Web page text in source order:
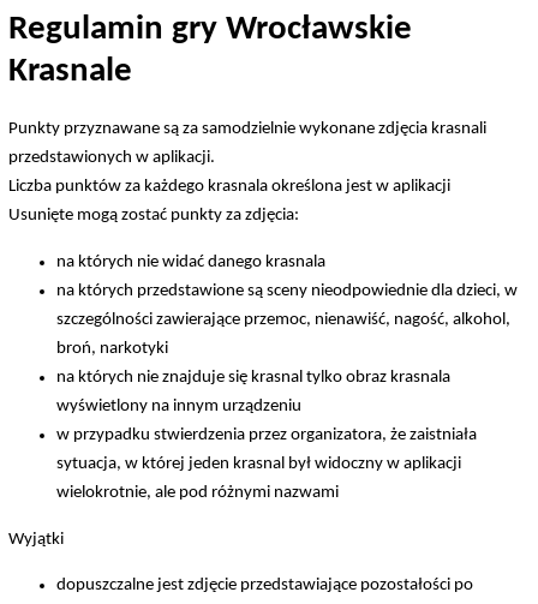
Regulamin gry Wrocławskie
Krasnale
Punkty przyznawane są za samodzielnie wykonane zdjęcia krasnali
przedstawionych w aplikacji.
Liczba punktów za każdego krasnala określona jest w aplikacji
Usunięte mogą zostać punkty za zdjęcia:
na których nie widać danego krasnala
na których przedstawione są sceny nieodpowiednie dla dzieci, w
szczególności zawierające przemoc, nienawiść, nagość, alkohol,
broń, narkotyki
na których nie znajduje się krasnal tylko obraz krasnala
wyświetlony na innym urządzeniu
w przypadku stwierdzenia przez organizatora, że zaistniała
sytuacja, w której jeden krasnal był widoczny w aplikacji
wielokrotnie, ale pod różnymi nazwami
Wyjątki
dopuszczalne jest zdjęcie przedstawiające pozostałości po